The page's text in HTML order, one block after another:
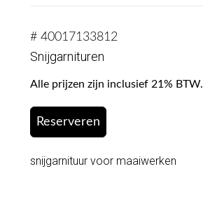
# 40017133812
Snijgarnituren
Alle prijzen zijn inclusief 21% BTW.
Reserveren
snijgarnituur voor maaiwerken